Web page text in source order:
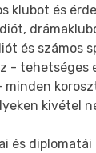
klubot és
és számos
- tehetséges
minden
kivétel
és